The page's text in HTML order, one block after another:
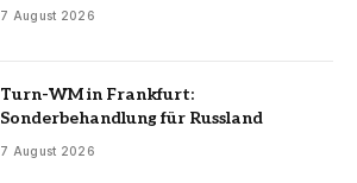
7 August 2026
Turn-WM in Frankfurt:
Sonderbehandlung für Russland
7 August 2026